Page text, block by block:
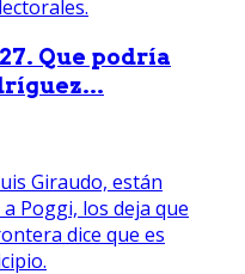
Que podría